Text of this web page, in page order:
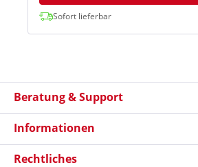
Sofort lieferbar
Beratung & Support
Informationen
Rechtliches